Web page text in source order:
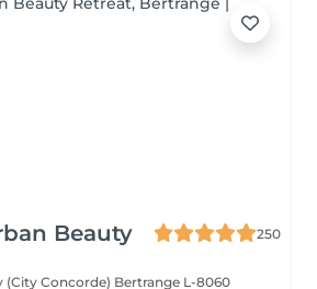
Beauty
250
(City Concorde) Bertrange L-8060